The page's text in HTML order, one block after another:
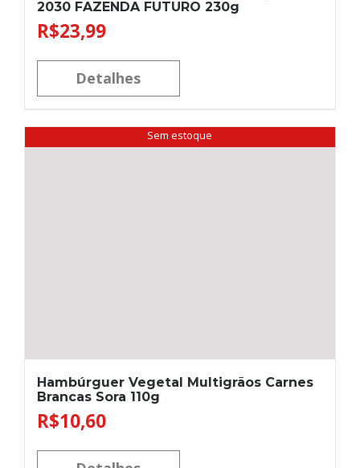
2030 FAZENDA FUTURO 230g
R$23,99
Detalhes
Sem estoque
Hambúrguer Vegetal Multigrãos Carnes
Brancas Sora 110g
R$10,60